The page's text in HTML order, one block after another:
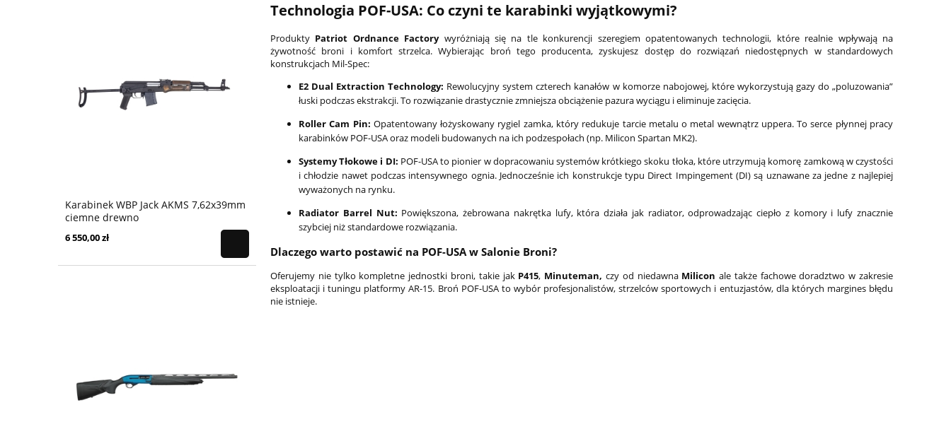
Karabinek WBP Jack AKMS 7,62x39mm
ciemne drewno
6 550,00 zł
Technologia POF-USA: Co czyni te karabinki wyjątkowymi?
Produkty Patriot Ordnance Factorywyróżniają się na tle konkurencji szeregiem opatentowanych technologii, które realnie wpływają na
żywotność broni i komfort strzelca. Wybierając broń tego producenta, zyskujesz dostęp do rozwiązań niedostępnych w standardowych
konstrukcjach Mil-Spec:
E2 Dual Extraction Technology: Rewolucyjny system czterech kanałów w komorze nabojowej, które wykorzystują gazy do „poluzowania”
łuski podczas ekstrakcji. To rozwiązanie drastycznie zmniejsza obciążenie pazura wyciągu i eliminuje zacięcia.
Roller Cam Pin: Opatentowany łożyskowany rygiel zamka, który redukuje tarcie metalu o metal wewnątrz uppera. To serce płynnej pracy
karabinków POF-USA oraz modeli budowanych na ich podzespołach (np. Milicon Spartan MK2).
Systemy Tłokowe i DI: POF-USA to pionier w dopracowaniu systemów krótkiego skoku tłoka, które utrzymują komorę zamkową w czystości
i chłodzie nawet podczas intensywnego ognia. Jednocześnie ich konstrukcje typu Direct Impingement (DI) są uznawane za jedne z najlepiej
wyważonych na rynku.
Radiator Barrel Nut: Powiększona, żebrowana nakrętka lufy, która działa jak radiator, odprowadzając ciepło z komory i lufy znacznie
szybciej niż standardowe rozwiązania.
Dlaczego warto postawić na POF-USA w Salonie Broni?
Oferujemy nie tylko kompletne jednostki broni, takie jak P415, Minuteman, czy od niedawnaMilicon ale także fachowe doradztwo w zakresie
eksploatacji i tuningu platformy AR-15. Broń POF-USA to wybór profesjonalistów, strzelców sportowych i entuzjastów, dla których margines błędu
nie istnieje.